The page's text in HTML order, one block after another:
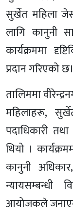
सुर्खेत महिला
लागि कानुनी
कार्यक्रममा
प्रदान गरिएको छ।
तालिममा
महिलाहरू,
पदाधिकारी
थियो ।
कानुनी
न्यायसम्बन्धी
आयोजकले